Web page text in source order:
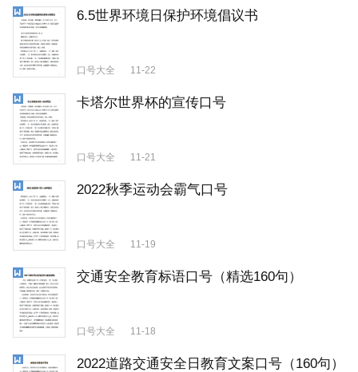
6.5世界环境日保护环境倡议书
口号大全 11-22
卡塔尔世界杯的宣传口号
口号大全 11-21
2022秋季运动会霸气口号
口号大全 11-19
交通安全教育标语口号（精选160句）
口号大全 11-18
2022道路交通安全日教育文案口号（160句）